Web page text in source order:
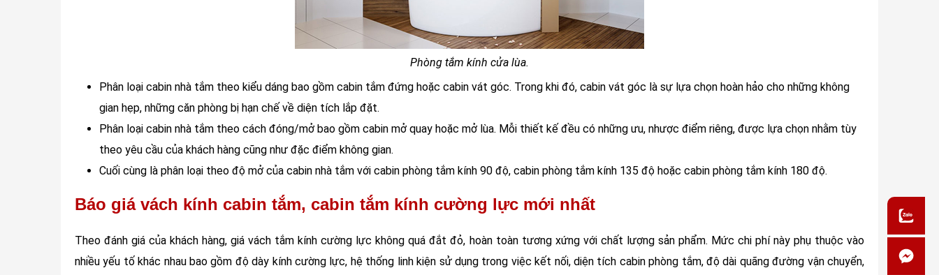
Phòng tắm kính cửa lùa.
Phân loại cabin nhà tắm theo kiểu dáng bao gồm cabin tắm đứng hoặc cabin vát góc. Trong khi đó, cabin vát góc là sự lựa chọn hoàn hảo cho những không
gian hẹp, những căn phòng bị hạn chế về diện tích lắp đặt.
Phân loại cabin nhà tắm theo cách đóng/mở bao gồm cabin mở quay hoặc mở lùa. Mỗi thiết kế đều có những ưu, nhược điểm riêng, được lựa chọn nhằm tùy
theo yêu cầu của khách hàng cũng như đặc điểm không gian.
Cuối cùng là phân loại theo độ mở của cabin nhà tắm với cabin phòng tắm kính 90 độ, cabin phòng tắm kính 135 độ hoặc cabin phòng tắm kính 180 độ.
Báo giá vách kính cabin tắm, cabin tắm kính cường lực mới nhất
Theo đánh giá của khách hàng, giá vách tắm kính cường lực không quá đắt đỏ, hoàn toàn tương xứng với chất lượng sản phẩm. Mức chi phí này phụ thuộc vào
nhiều yếu tố khác nhau bao gồm độ dày kính cường lực, hệ thống linh kiện sử dụng trong việc kết nối, diện tích cabin phòng tắm, độ dài quãng đường vận chuyển,